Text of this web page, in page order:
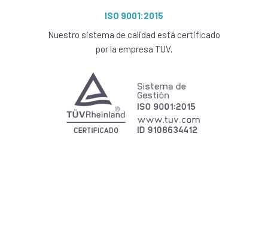
ISO 9001:2015
Nuestro sistema de calidad está certificado
por la empresa TUV.